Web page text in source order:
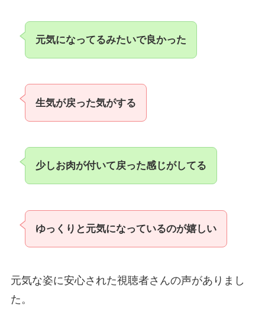
元気になってるみたいで良かった
生気が戻った気がする
少しお肉が付いて戻った感じがしてる
ゆっくりと元気になっているのが嬉しい
元気な姿に安心された視聴者さんの声がありまし
た。